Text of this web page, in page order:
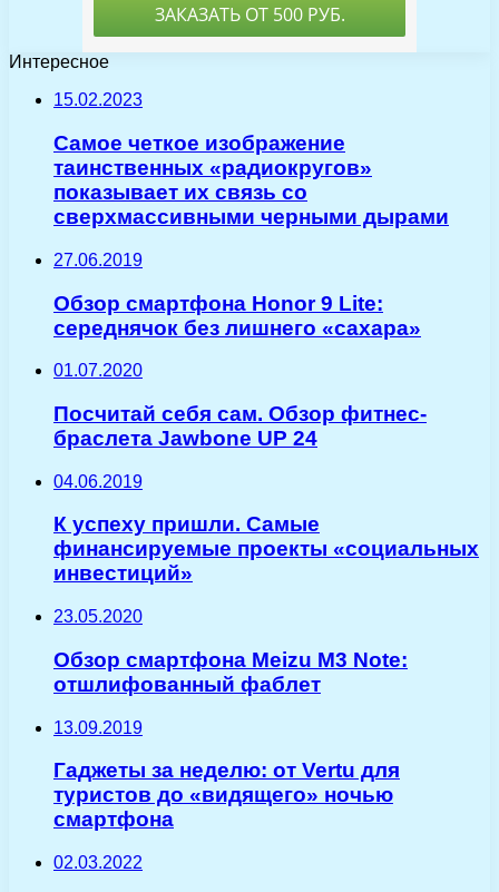
Интересное
15.02.2023
Самое четкое изображение
таинственных «радиокругов»
показывает их связь со
сверхмассивными черными дырами
27.06.2019
Обзор смартфона Honor 9 Lite:
середнячок без лишнего «сахара»
01.07.2020
Посчитай себя сам. Обзор фитнес-
браслета Jawbone UP 24
04.06.2019
К успеху пришли. Самые
финансируемые проекты «социальных
инвестиций»
23.05.2020
Обзор смартфона Meizu M3 Note:
отшлифованный фаблет
13.09.2019
Гаджеты за неделю: от Vertu для
туристов до «видящего» ночью
смартфона
02.03.2022